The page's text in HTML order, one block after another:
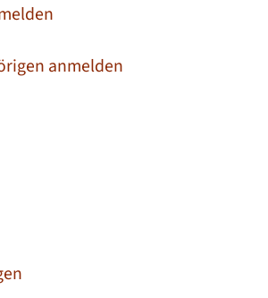
anmelden